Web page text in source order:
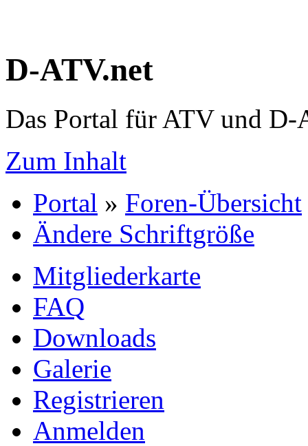
D-ATV.net
Das Portal für ATV und D-
Zum Inhalt
Portal » Foren-Übersicht
Ändere Schriftgröße
Mitgliederkarte
FAQ
Downloads
Galerie
Registrieren
Anmelden